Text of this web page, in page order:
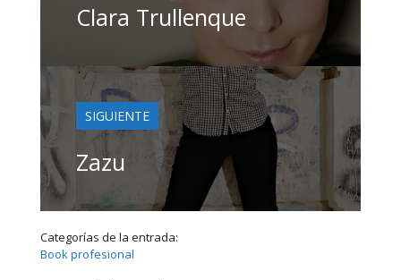
Clara Trullenque
SIGUIENTE
Zazu
Categorías de la entrada:
Book profesional